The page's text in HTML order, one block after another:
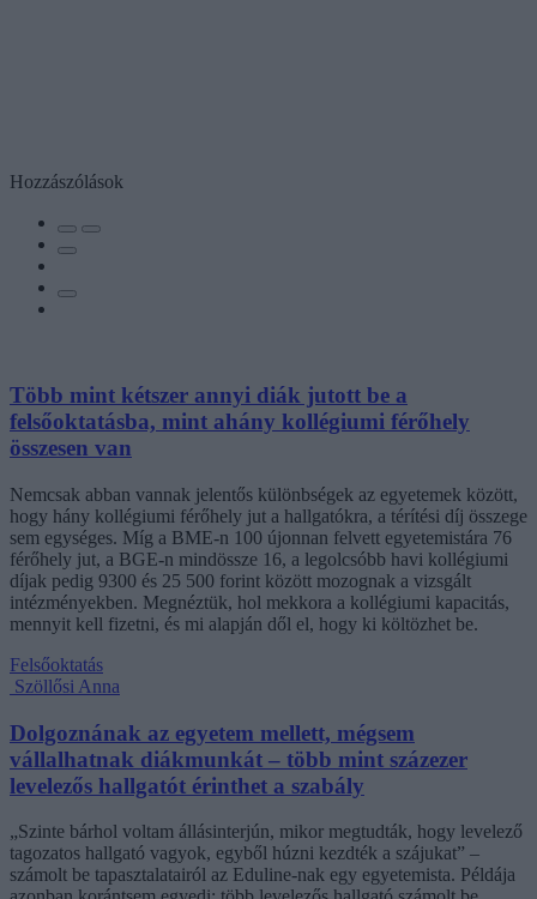
Hozzászólások
Több mint kétszer annyi diák jutott be a
felsőoktatásba, mint ahány kollégiumi férőhely
összesen van
Nemcsak abban vannak jelentős különbségek az egyetemek között,
hogy hány kollégiumi férőhely jut a hallgatókra, a térítési díj összege
sem egységes. Míg a BME-n 100 újonnan felvett egyetemistára 76
férőhely jut, a BGE-n mindössze 16, a legolcsóbb havi kollégiumi
díjak pedig 9300 és 25 500 forint között mozognak a vizsgált
intézményekben. Megnéztük, hol mekkora a kollégiumi kapacitás,
mennyit kell fizetni, és mi alapján dől el, hogy ki költözhet be.
Felsőoktatás
Szöllősi Anna
Dolgoznának az egyetem mellett, mégsem
vállalhatnak diákmunkát – több mint százezer
levelezős hallgatót érinthet a szabály
„Szinte bárhol voltam állásinterjún, mikor megtudták, hogy levelező
tagozatos hallgató vagyok, egyből húzni kezdték a szájukat” –
számolt be tapasztalatairól az Eduline-nak egy egyetemista. Példája